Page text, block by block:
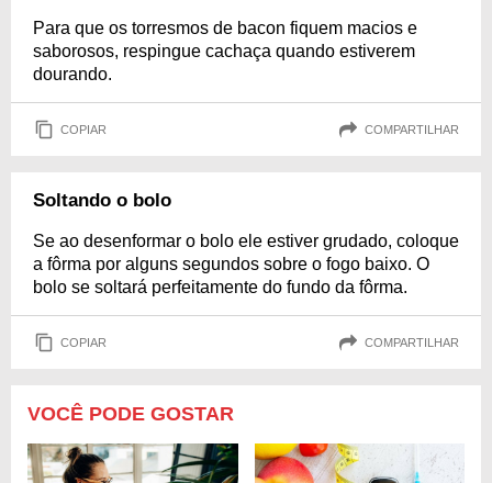
Para que os torresmos de bacon fiquem macios e
saborosos, respingue cachaça quando estiverem
dourando.
COPIAR COMPARTILHAR
Soltando o bolo
Se ao desenformar o bolo ele estiver grudado, coloque
a fôrma por alguns segundos sobre o fogo baixo. O
bolo se soltará perfeitamente do fundo da fôrma.
COPIAR COMPARTILHAR
VOCÊ PODE GOSTAR